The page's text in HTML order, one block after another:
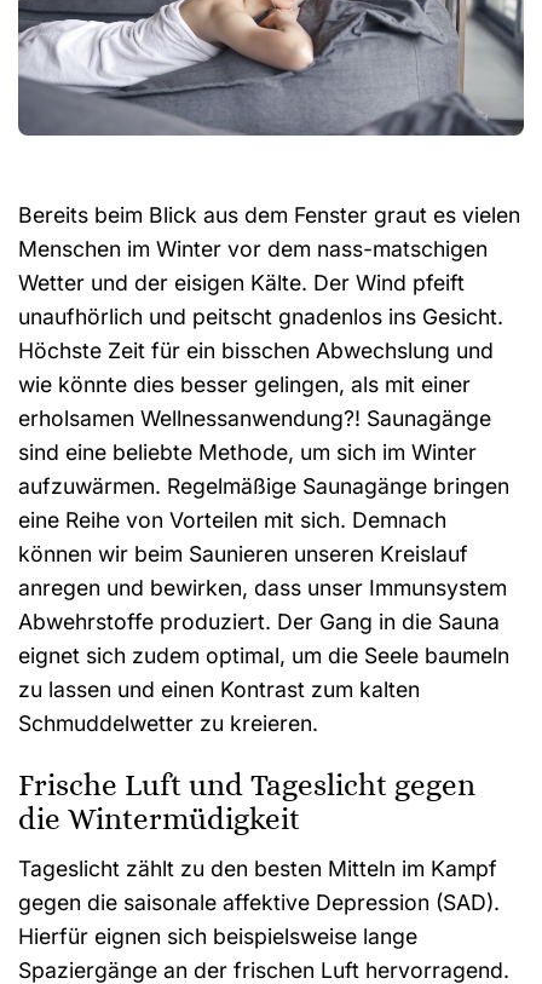
Bereits beim Blick aus dem Fenster graut es vielen
Menschen im Winter vor dem nass-matschigen
Wetter und der eisigen Kälte. Der Wind pfeift
unaufhörlich und peitscht gnadenlos ins Gesicht.
Höchste Zeit für ein bisschen Abwechslung und
wie könnte dies besser gelingen, als mit einer
erholsamen Wellnessanwendung?! Saunagänge
sind eine beliebte Methode, um sich im Winter
aufzuwärmen. Regelmäßige Saunagänge bringen
eine Reihe von Vorteilen mit sich. Demnach
können wir beim Saunieren unseren Kreislauf
anregen und bewirken, dass unser Immunsystem
Abwehrstoffe produziert. Der Gang in die Sauna
eignet sich zudem optimal, um die Seele baumeln
zu lassen und einen Kontrast zum kalten
Schmuddelwetter zu kreieren.
Frische Luft und Tageslicht gegen
die Wintermüdigkeit
Tageslicht zählt zu den besten Mitteln im Kampf
gegen die saisonale affektive Depression (SAD).
Hierfür eignen sich beispielsweise lange
Spaziergänge an der frischen Luft hervorragend.